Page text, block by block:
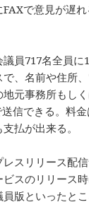
で意見が遅
員717名全員に
、名前や住所
元事務所もし
信できる。料
払が出来る。
スリリース配
スのリリース
版といったとこ